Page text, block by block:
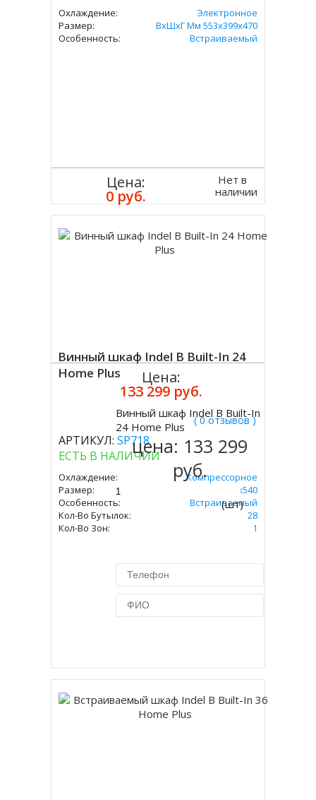
Охлаждение:
Электронное
Размер:
ВxШxГ Мм 553x399x470
Особенность:
Встраиваемый
Цена:
0 руб.
Нет в
наличии
Винный шкаф Indel B Built-In 24
Home Plus
( 0 отзывов )
АРТИКУЛ: SP718
ЕСТЬ В НАЛИЧИИ
Охлаждение:
Компрессорное
Размер:
ВxШxГ Мм 448х560х540
Особенность:
Встраиваемый
Кол-Во Бутылок:
28
Кол-Во Зон:
1
Цена:
133 299 руб.
Винный шкаф Indel B Built-In
24 Home Plus
цена: 133 299
руб.
(шт)